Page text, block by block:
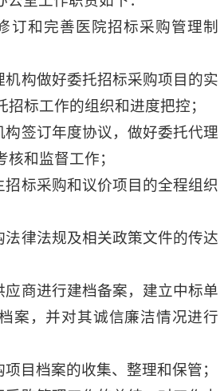
订和完善医院招标采购管理制
机构做好委托招标采购项目的实
标工作的组织和进度把控；
构签订年度协议，做好委托代理
和监督工作；
招标采购和议价项目的全程组织
法律法规及相关政策文件的传达
应商进行建档备案，建立中标单
案，并对其诚信廉洁情况进行
目档案的收集、整理和保管；